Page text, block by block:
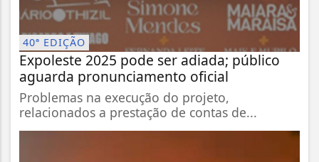
40ª EDIÇÃO
Expoleste 2025 pode ser adiada; público
aguarda pronunciamento oficial
Problemas na execução do projeto,
relacionados a prestação de contas de...